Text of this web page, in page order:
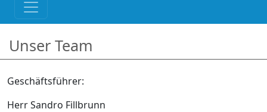
Unser Team
Geschäftsführer:
Herr Sandro Fillbrunn